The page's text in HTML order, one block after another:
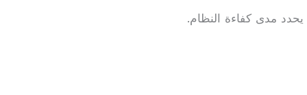
مدى كفاءة النظام.